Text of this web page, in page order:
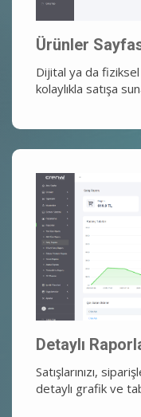
Ürünler
Dijital ya da
kolaylıkla satışa
Detaylı
Satışlarınızı,
detaylı grafik ve